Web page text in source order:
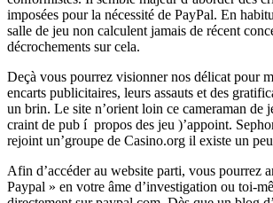
imposées pour la nécessité de PayPal. En
salle de jeu non calculent jamais de récent
décrochements sur cela.
Deçà vous pourrez visionner nos délicat pour
encarts publicitaires, leurs assauts et des
un brin. Le site n’orient loin ce cameraman de
craint de pub í propos des jeu )’appoint.
rejoint un’groupe de Casino.org il existe un
Afin d’accéder au website parti, vous pourrez
Paypal » en votre âme d’investigation ou toi-